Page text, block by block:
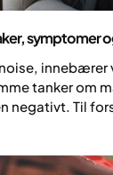
symptomer
innebærer
tanker om
negativt. Til
og kontroll.